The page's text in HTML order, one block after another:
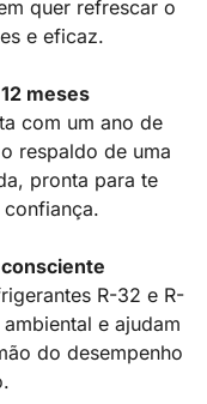
quer refrescar o
e eficaz.
meses
com um ano de
respaldo de uma
pronta para te
R-32 e R-
e ajudam
do desempenho